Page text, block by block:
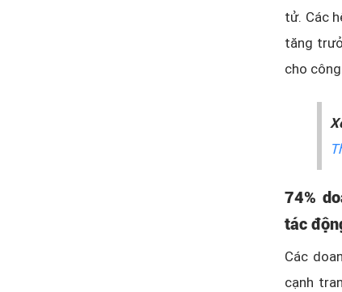
tử. Các
tăng
cho
74%
tác
Các
cạnh